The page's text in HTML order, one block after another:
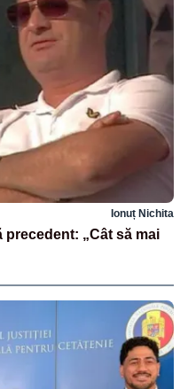
Ionuț Nichita
precedent: „Cât să mai